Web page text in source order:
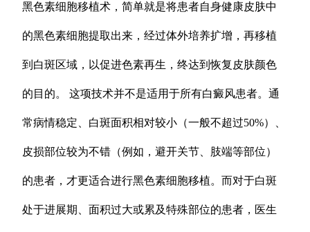
黑色素细胞移植术，简单就是将患者自身健康皮肤中
的黑色素细胞提取出来，经过体外培养扩增，再移植
到白斑区域，以促进色素再生，终达到恢复皮肤颜色
的目的。 这项技术并不是适用于所有白癜风患者。通
常病情稳定、白斑面积相对较小（一般不超过50%）、
皮损部位较为不错（例如，避开关节、肢端等部位）
的患者，才更适合进行黑色素细胞移植。而对于白斑
处于进展期、面积过大或累及特殊部位的患者，医生